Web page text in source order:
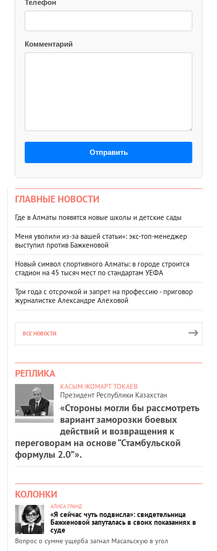
Телефон
Комментарий
Отправить
ГЛАВНЫЕ НОВОСТИ
Где в Алматы появятся новые школы и детские сады
Меня уволили из-за вашей статьи»: экс-топ-менеджер
выступил против Бажкеновой
Новый символ спортивного Алматы: в городе строится
стадион на 45 тысяч мест по стандартам УЕФА
Три года с отсрочкой и запрет на профессию - приговор
журналистке Александре Алёховой
ВСЕ НОВОСТИ
РЕПЛИКА
КАСЫМ-ЖОМАРТ ТОКАЕВ
Президент Республики Казахстан
«Стороны могли бы рассмотреть
вариант заморозки боевых
действий и возвращения к
переговорам на основе “Стамбульской
формулы 2.0”».
КОЛОНКИ
АЛИСА ГРАНД
«Я сейчас чуть подвисла»: свидетельница
Бажкеновой запуталась в своих показаниях в
суде
Вопрос о сумме ущерба загнал Масальскую в угол